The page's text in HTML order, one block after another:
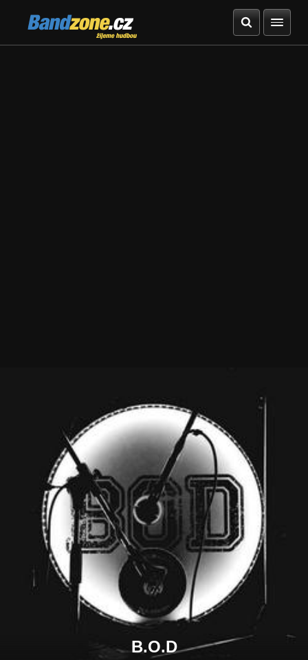
Bandzone.cz
žijeme hudbou
B.O.D